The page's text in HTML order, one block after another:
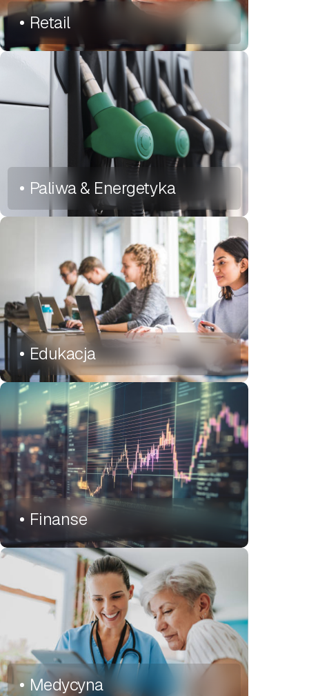
Retail
Paliwa & Energetyka
Edukacja
Finanse
Medycyna